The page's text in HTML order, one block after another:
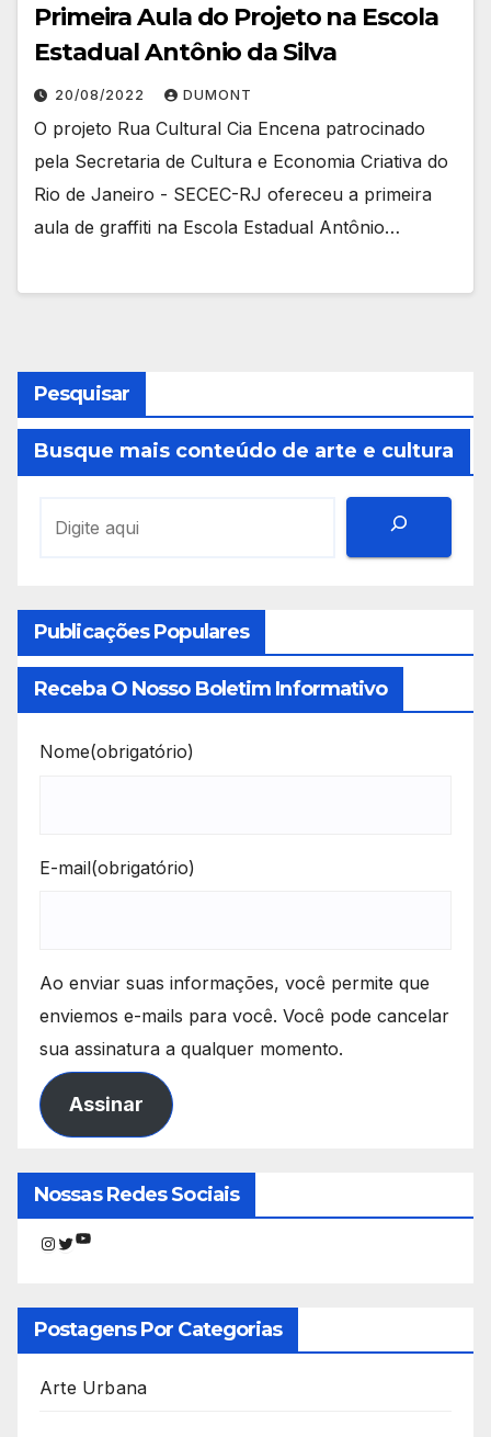
Primeira Aula do Projeto na Escola
Estadual Antônio da Silva
20/08/2022 DUMONT
O projeto Rua Cultural Cia Encena patrocinado
pela Secretaria de Cultura e Economia Criativa do
Rio de Janeiro - SECEC-RJ ofereceu a primeira
aula de graffiti na Escola Estadual Antônio…
Pesquisar
Busque mais conteúdo de arte e cultura
Publicações Populares
Receba O Nosso Boletim Informativo
Nome(obrigatório)
E-mail(obrigatório)
Ao enviar suas informações, você permite que
enviemos e-mails para você. Você pode cancelar
sua assinatura a qualquer momento.
Assinar
Nossas Redes Sociais
Instagram
Twitter
Youtube
Postagens Por Categorias
Arte Urbana